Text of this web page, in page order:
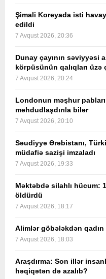
Şimali Koreyada isti
edildi
7 Avqust 2026, 20:36
Dunay çayının səviyyəsi
körpüsünün qalıqları üzə
7 Avqust 2026, 20:24
Londonun məşhur
məhdudlaşdırıla bilər
7 Avqust 2026, 20:10
Səudiyyə Ərəbistanı,
müdafiə sazişi imzaladı
7 Avqust 2026, 19:33
Məktəbdə silahlı hücum:
öldürdü
7 Avqust 2026, 18:17
Alimlər göbələkdən qadın
7 Avqust 2026, 18:03
Araşdırma: Son illər
həqiqətən də azalıb?